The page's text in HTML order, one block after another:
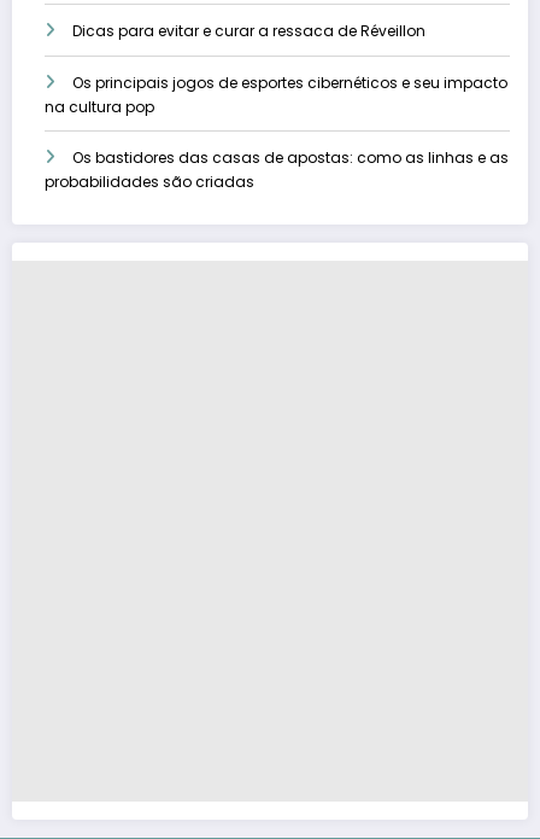
Dicas para evitar e curar a ressaca de Réveillon
Os principais jogos de esportes cibernéticos e seu impacto
na cultura pop
Os bastidores das casas de apostas: como as linhas e as
probabilidades são criadas